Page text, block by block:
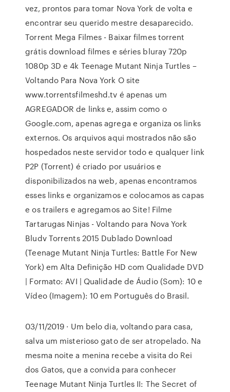
vez, prontos para tomar Nova York de volta e
encontrar seu querido mestre desaparecido.
Torrent Mega Filmes - Baixar filmes torrent
grátis download filmes e séries bluray 720p
1080p 3D e 4k Teenage Mutant Ninja Turtles –
Voltando Para Nova York O site
www.torrentsfilmeshd.tv é apenas um
AGREGADOR de links e, assim como o
Google.com, apenas agrega e organiza os links
externos. Os arquivos aqui mostrados não são
hospedados neste servidor todo e qualquer link
P2P (Torrent) é criado por usuários e
disponibilizados na web, apenas encontramos
esses links e organizamos e colocamos as capas
e os trailers e agregamos ao Site! Filme
Tartarugas Ninjas - Voltando para Nova York
Bludv Torrents 2015 Dublado Download
(Teenage Mutant Ninja Turtles: Battle For New
York) em Alta Definição HD com Qualidade DVD
| Formato: AVI | Qualidade de Áudio (Som): 10 e
Vídeo (Imagem): 10 em Português do Brasil.
03/11/2019 · Um belo dia, voltando para casa,
salva um misterioso gato de ser atropelado. Na
mesma noite a menina recebe a visita do Rei
dos Gatos, que a convida para conhecer
Teenage Mutant Ninja Turtles II: The Secret of